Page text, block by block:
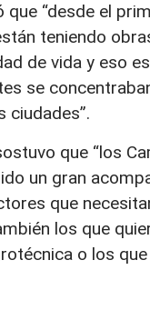
que “desde el
teniendo
de vida y eso
se
ciudades”.
que “los
un gran
que
los que
o los